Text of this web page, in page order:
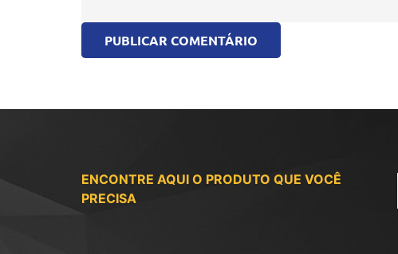
PUBLICAR COMENTÁRIO
ENCONTRE AQUI O PRODUTO QUE VOCÊ
PRECISA